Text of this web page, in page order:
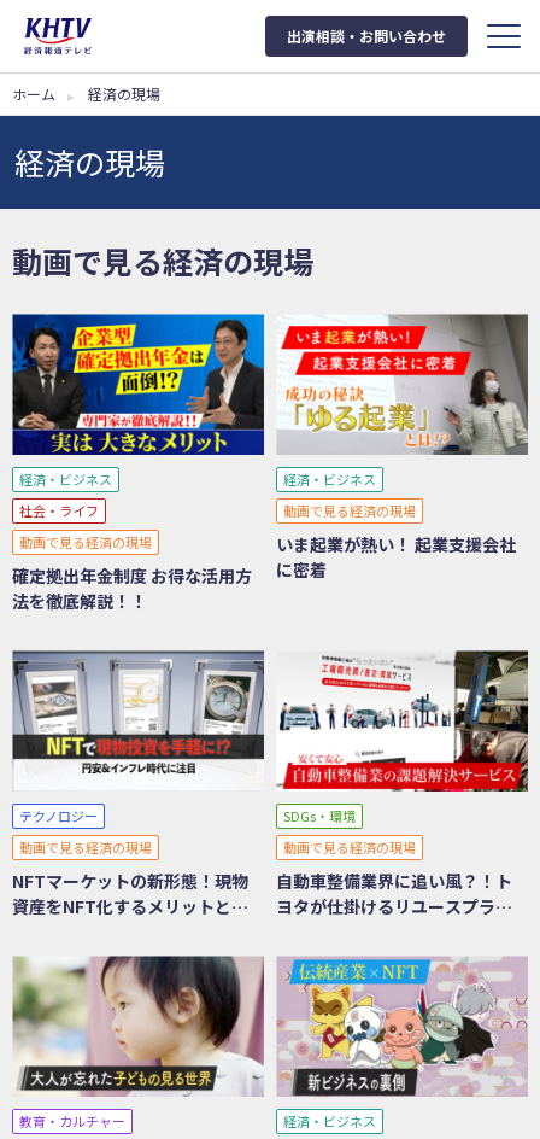
出演相談・お問い合わせ
ホーム 経済の現場
経済の現場
動画で見る経済の現場
経済・ビジネス
社会・ライフ
動画で見る経済の現場
確定拠出年金制度 お得な活用方
法を徹底解説！！
経済・ビジネス
動画で見る経済の現場
いま起業が熱い！ 起業支援会社
に密着
テクノロジー
動画で見る経済の現場
NFTマーケットの新形態！現物
資産をNFT化するメリットと
SDGs・環境
動画で見る経済の現場
自動車整備業界に追い風？！ト
ヨタが仕掛けるリユースプラッ
教育・カルチャー
経済・ビジネス